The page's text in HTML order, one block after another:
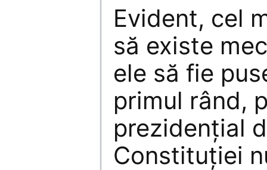
Evident, cel
să existe
ele să fie
primul rând,
prezidenţial
Constituţiei